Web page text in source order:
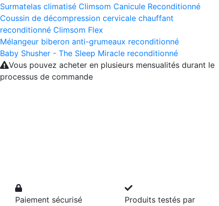
Surmatelas climatisé Climsom Canicule Reconditionné
Coussin de décompression cervicale chauffant
reconditionné Climsom Flex
Mélangeur biberon anti-grumeaux reconditionné
Baby Shusher - The Sleep Miracle reconditionné
Vous pouvez acheter en plusieurs mensualités durant le
processus de commande
Paiement sécurisé
Produits testés par